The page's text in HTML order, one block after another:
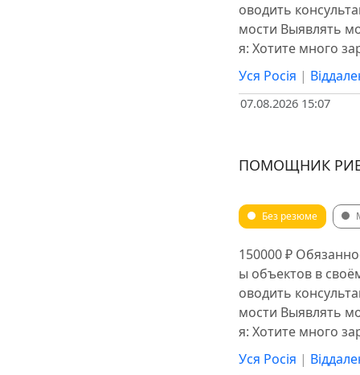
оводить
мости Выявлять
я: Хотите много
Уся Росія |
07.08.2026 15:07
ПОМОЩНИК
Без резюме
150000 ₽
ы объектов в
оводить
мости Выявлять
я: Хотите много
Уся Росія |